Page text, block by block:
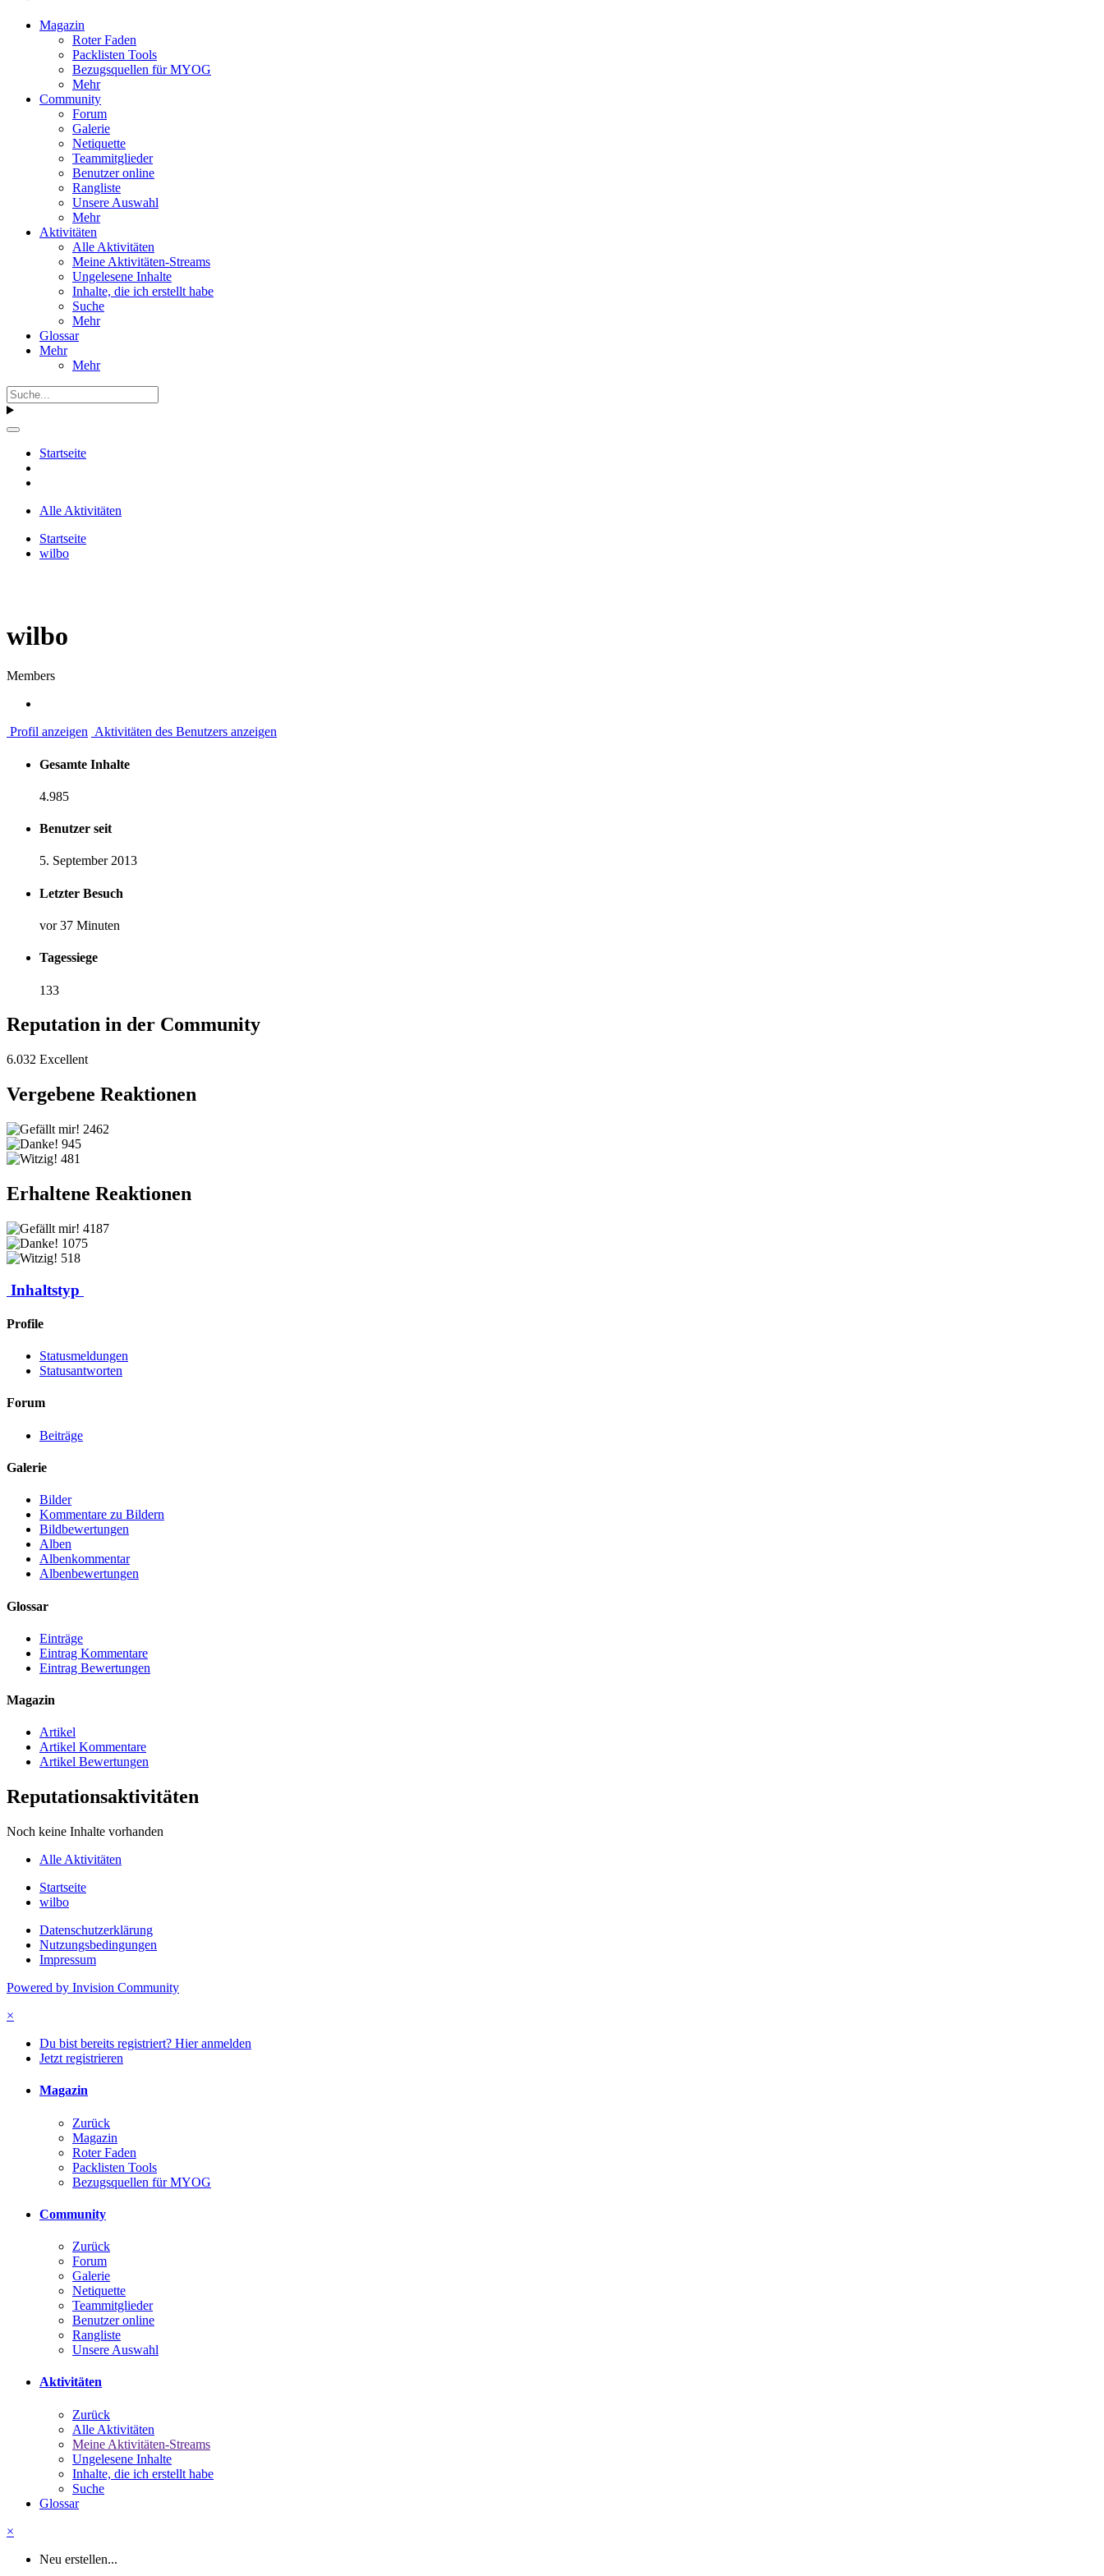
Magazin
Roter Faden
Packlisten Tools
Bezugsquellen für MYOG
Mehr
Community
Forum
Galerie
Netiquette
Teammitglieder
Benutzer online
Rangliste
Unsere Auswahl
Mehr
Aktivitäten
Alle Aktivitäten
Meine Aktivitäten-Streams
Ungelesene Inhalte
Inhalte, die ich erstellt habe
Suche
Mehr
Glossar
Mehr
Mehr
Startseite
Alle Aktivitäten
Startseite
wilbo
wilbo
Members
Profil anzeigen Aktivitäten des Benutzers anzeigen
Gesamte Inhalte
4.985
Benutzer seit
5. September 2013
Letzter Besuch
vor 37 Minuten
Tagessiege
133
Reputation in der Community
6.032 Excellent
Vergebene Reaktionen
2462
945
481
Erhaltene Reaktionen
4187
1075
518
Inhaltstyp
Profile
Statusmeldungen
Statusantworten
Forum
Beiträge
Galerie
Bilder
Kommentare zu Bildern
Bildbewertungen
Alben
Albenkommentar
Albenbewertungen
Glossar
Einträge
Eintrag Kommentare
Eintrag Bewertungen
Magazin
Artikel
Artikel Kommentare
Artikel Bewertungen
Reputationsaktivitäten
Noch keine Inhalte vorhanden
Alle Aktivitäten
Startseite
wilbo
Datenschutzerklärung
Nutzungsbedingungen
Impressum
Powered by Invision Community
×
Du bist bereits registriert? Hier anmelden
Jetzt registrieren
Magazin
Zurück
Magazin
Roter Faden
Packlisten Tools
Bezugsquellen für MYOG
Community
Zurück
Forum
Galerie
Netiquette
Teammitglieder
Benutzer online
Rangliste
Unsere Auswahl
Aktivitäten
Zurück
Alle Aktivitäten
Meine Aktivitäten-Streams
Ungelesene Inhalte
Inhalte, die ich erstellt habe
Suche
Glossar
×
Neu erstellen...